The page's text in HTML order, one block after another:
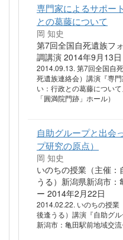
専門家によるサポー
との葛藤について
岡 知史
第7回全国自死遺族フ
調講演 2014年9月13日
2014.09.13. 第7回全国自
死遺族連絡会）講演『専
い：行政との葛藤につい
「圓満院門跡」ホール）
自助グループと出会
プ研究の原点）
岡 知史
いのちの授業（主催
うる）新潟県新潟市
ー 2014年2月22日
2014.02.22. いのちの授業
後逢うる）講演『自助グ
新潟市：亀田駅前地域交流